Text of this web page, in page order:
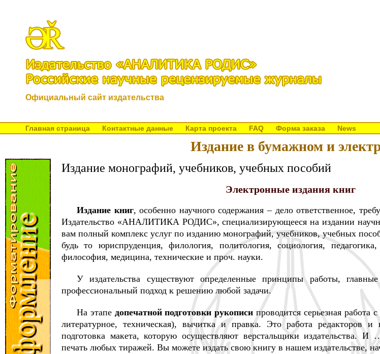
Официальный сайт издательства
Главная страница Контактные данные Карта проекта FAQ Форма заказа News
Издание в бумажном и
Издание монографий, учебников, учебных пособий
Электронные издания книг
Издание книг, особенно научного содержания – дело ответственное,
Издательство «АНАЛИТИКА РОДИС», специализирующееся на издании
вам полный комплекс услуг по изданию монографий, учебников, учебных
будь то юриспруденция, филология, политология, социология,
философия, медицина, технические и проч. науки.
У издательства существуют определенные принципы работы,
профессиональный подход к решению любой задачи.
На этапе допечатной подготовки рукописи проводится серьезная работа
литературное, техническая), вычитка и правка. Это работа редакторов и
подготовка макета, которую осуществляют верстальщики издательства. И
печать любых тиражей. Вы можете издать свою книгу в нашем издательстве,